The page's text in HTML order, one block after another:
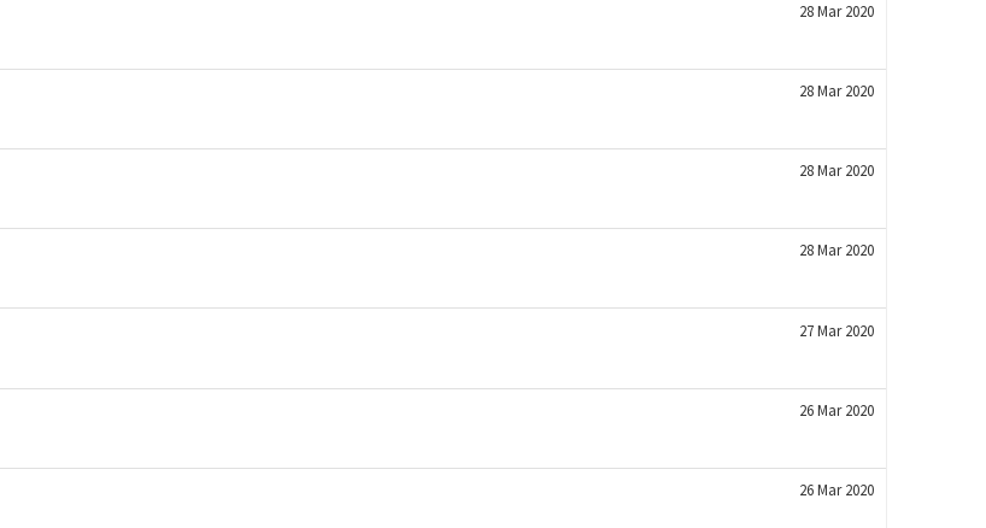
28 Mar 2020
28 Mar 2020
28 Mar 2020
28 Mar 2020
27 Mar 2020
26 Mar 2020
26 Mar 2020